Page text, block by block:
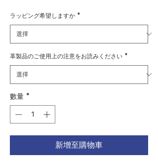
ラッピング希望しますか *
革製品のご使用上の注意をお読みください *
數量 *
新增至購物車